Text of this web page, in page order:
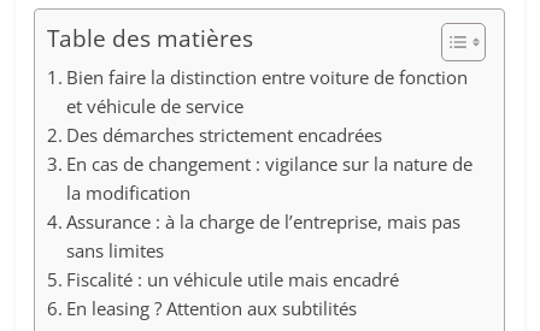
Table des matières
Bien faire la distinction entre voiture de fonction
et véhicule de service
Des démarches strictement encadrées
En cas de changement : vigilance sur la nature de
la modification
Assurance : à la charge de l’entreprise, mais pas
sans limites
Fiscalité : un véhicule utile mais encadré
En leasing ? Attention aux subtilités